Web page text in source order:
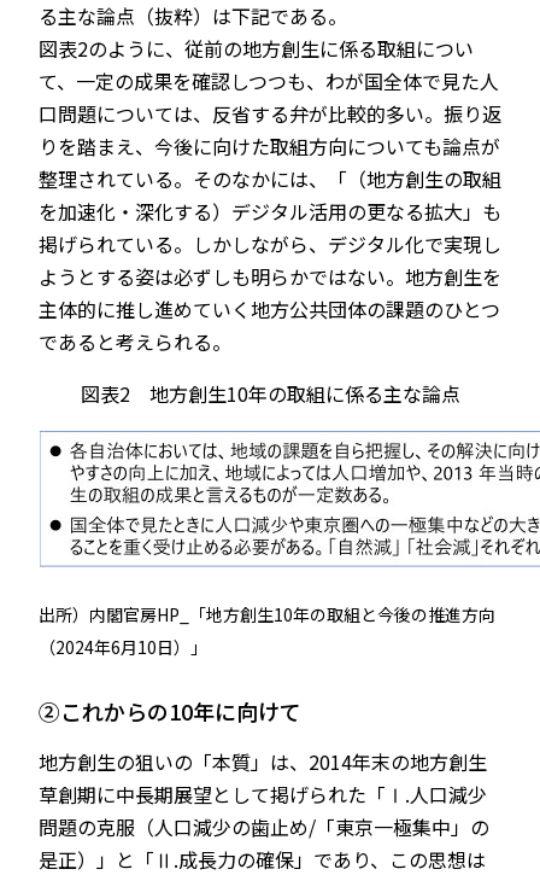
る主な論点（抜粋）は下記である。
図表2のように、従前の地方創生に係る取組につい
て、一定の成果を確認しつつも、わが国全体で見た人
口問題については、反省する弁が比較的多い。振り返
りを踏まえ、今後に向けた取組方向についても論点が
整理されている。そのなかには、「（地方創生の取組
を加速化・深化する）デジタル活用の更なる拡大」も
掲げられている。しかしながら、デジタル化で実現し
ようとする姿は必ずしも明らかではない。地方創生を
主体的に推し進めていく地方公共団体の課題のひとつ
であると考えられる。
図表2 地方創生10年の取組に係る主な論点
出所）内閣官房HP_「地方創生10年の取組と今後の推進方向
（2024年6月10日）」
②これからの10年に向けて
地方創生の狙いの「本質」は、2014年末の地方創生
草創期に中長期展望として掲げられた「Ⅰ.人口減少
問題の克服（人口減少の歯止め/「東京一極集中」の
是正）」と「Ⅱ.成長力の確保」であり、この思想は